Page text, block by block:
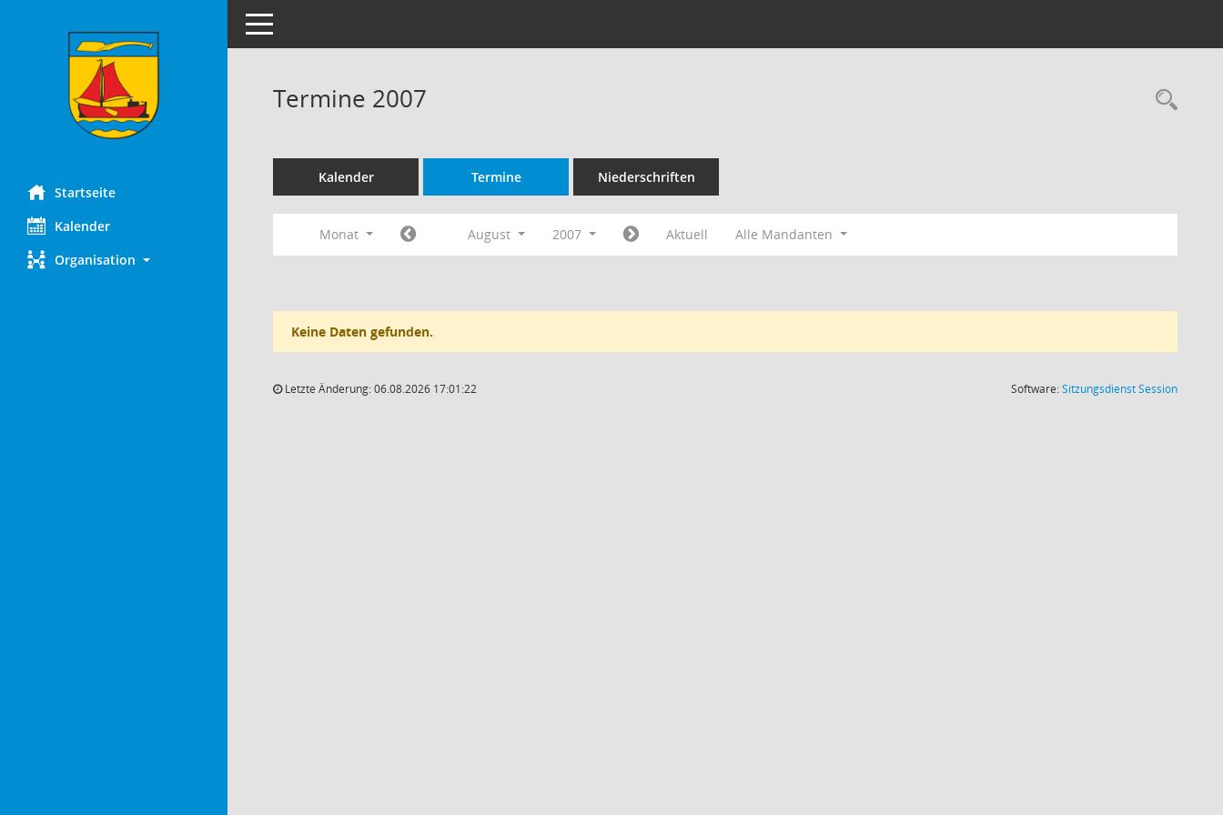
Startseite
Kalender
Organisation
Toggle navigation
Termine 2007
Kalender Termine Niederschriften
Monat August 2007 Aktuell Alle Mandanten
Keine Daten gefunden.
Letzte Änderung: 06.08.2026 17:01:22 Software:SitzungsdienstSession(Wird in